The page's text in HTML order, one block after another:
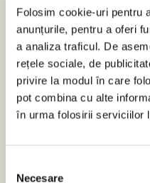
Folosim cookie-uri pentru
anunțurile, pentru a oferi
a analiza traficul. De
rețele sociale, de
privire la modul în care
pot combina cu alte
în urma folosirii serviciilor
consimțământului
Necesare
serviciilor lor.
Cookie-urile sunt mici fişiere
urile web pentru a face
Legea stipulează că putem
cazul în care ele sunt strict
Acest site utilizează diferite